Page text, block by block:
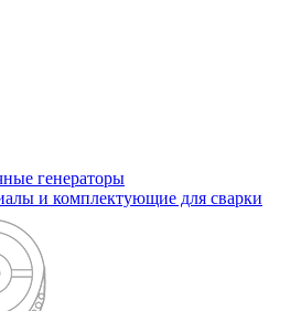
генераторы
и комплектующие для сварки